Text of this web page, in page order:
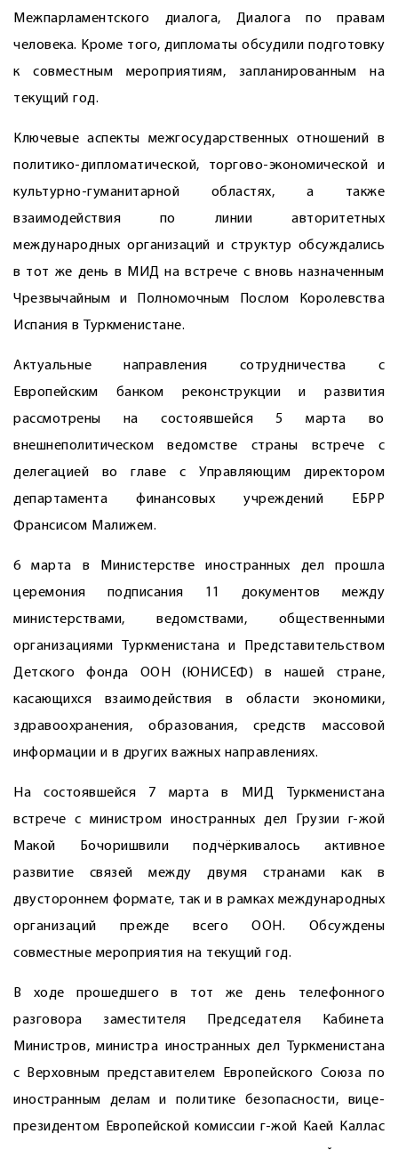
Межпарламентского диалога, Диалога по правам
человека. Кроме того, дипломаты обсудили подготовку
к совместным мероприятиям, запланированным на
текущий год.
Ключевые аспекты межгосударственных отношений в
политико-дипломатической, торгово-экономической и
культурно-гуманитарной областях, а также
взаимодействия по линии авторитетных
международных организаций и структур обсуждались
в тот же день в МИД на встрече с вновь назначенным
Чрезвычайным и Полномочным Послом Королевства
Испания в Туркменистане.
Актуальные направления сотрудничества с
Европейским банком реконструкции и развития
рассмотрены на состоявшейся 5 марта во
внешнеполитическом ведомстве страны встрече с
делегацией во главе с Управляющим директором
департамента финансовых учреждений ЕБРР
Франсисом Малижем.
6 марта в Министерстве иностранных дел прошла
церемония подписания 11 документов между
министерствами, ведомствами, общественными
организациями Туркменистана и Представительством
Детского фонда ООН ­(ЮНИСЕФ) в нашей стране,
касающихся взаимодействия в области экономики,
здравоохранения, образования, средств массовой
информации и в других важных направлениях.
На состоявшейся 7 марта в МИД Туркменистана
встрече с министром иностранных дел Грузии г-жой
Макой Бочоришвили подчёркивалось активное
развитие связей между двумя странами как в
двустороннем формате, так и в рамках международных
организаций прежде всего ООН. Обсуждены
совместные мероприятия на текущий год.
В ходе прошедшего в тот же день телефонного
разговора заместителя Председателя Кабинета
Министров, министра иностранных дел Туркменистана
с Верховным представителем Европейского Союза по
иностранным делам и политике безопасности, вице-
президентом Европейской комиссии г-жой Каей Каллас